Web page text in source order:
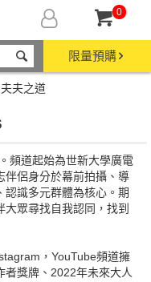
0
限量預購
夫之道
頻道起始為世新大學廣電
伴侶身分於幕前拍攝、導
識多元群體為核心。期
眾尋找自我認同，找到
，YouTube頻道擁
獎牌、2022年未來大人